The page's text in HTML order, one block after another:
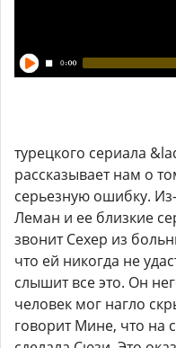
турецкого сериала
рассказывает нам о
серьезную ошибку.
Леман и ее близкие
звонит Сехер из
что ей никогда не
слышит все это. Он
человек мог нагло
говорит Мине, что на